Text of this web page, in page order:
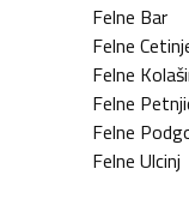
Felne Bar
Felne
Felne
Felne
Felne
Felne Ulcinj